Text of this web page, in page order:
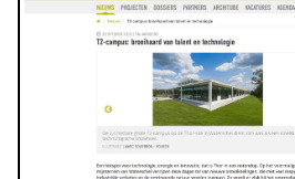
foto: Philippe Muyters
philippemuyters.prezly.com